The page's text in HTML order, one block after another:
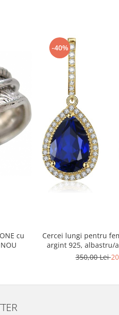
cu
-40%
Cercei lungi pentru
argint 925, albastru/
350,00 Lei